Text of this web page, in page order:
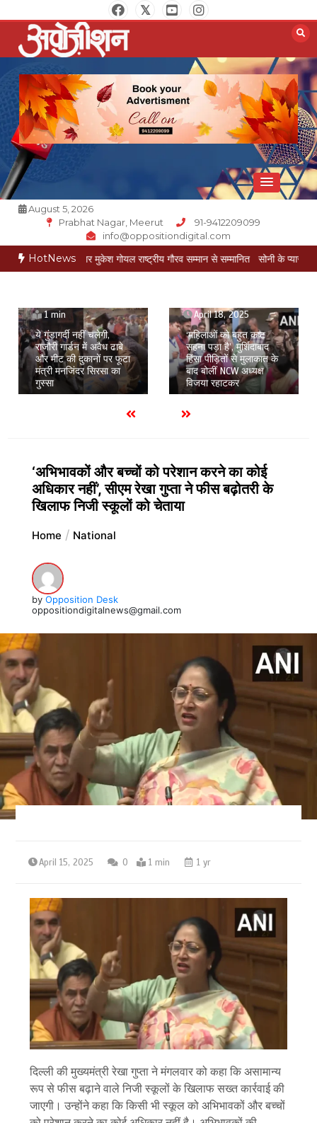
to
content
Opposition Digital
August 5, 2026
Prabhat Nagar, Meerut
91-9412209099
info@oppositiondigital.com
HotNews
पत्रकार मुकेश गोयल राष्ट्रीय गौरव सम्मान से सम्मानित सोनी के प्यार में दीवानी सीता
1 min
ये गुंडागर्दी नहीं चलेगी,
राजौरी गार्डन में अवैध ढाबे
और मीट की दुकानों पर फूटा
मंत्री मनजिंदर सिरसा का
गुस्सा
April 18, 2025
‘महिलाओं को बहुत कष्ट
सहना पड़ा है’, मुर्शिदाबाद
हिंसा पीड़ितों से मुलाकात के
बाद बोलीं NCW अध्यक्ष
विजया रहाटकर
‘अभिभावकों और बच्चों को परेशान करने का कोई
अधिकार नहीं’, सीएम रेखा गुप्ता ने फीस बढ़ोतरी के
खिलाफ निजी स्कूलों को चेताया
Home National
by Opposition Desk
oppositiondigitalnews@gmail.com
April 15, 2025 0 1 min 1 yr
दिल्ली की मुख्यमंत्री रेखा गुप्ता ने मंगलवार को कहा कि असामान्य
रूप से फीस बढ़ाने वाले निजी स्कूलों के खिलाफ सख्त कार्रवाई की
जाएगी। उन्होंने कहा कि किसी भी स्कूल को अभिभावकों और बच्चों